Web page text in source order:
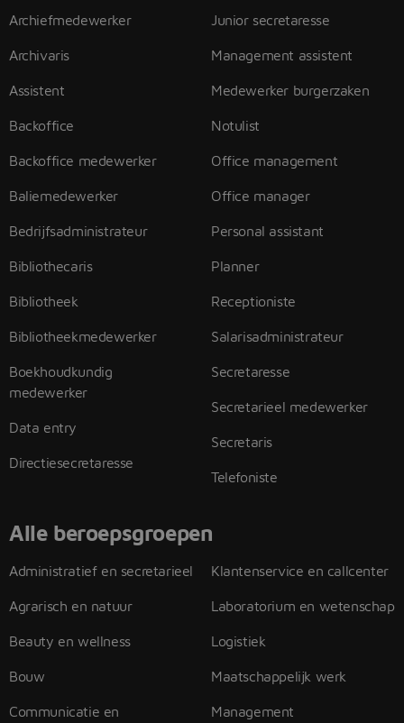
Archiefmedewerker
Archivaris
Assistent
Backoffice
Backoffice medewerker
Baliemedewerker
Bedrijfsadministrateur
Bibliothecaris
Bibliotheek
Bibliotheekmedewerker
Boekhoudkundig
medewerker
Data entry
Directiesecretaresse
Junior secretaresse
Management assistent
Medewerker burgerzaken
Notulist
Office management
Office manager
Personal assistant
Planner
Receptioniste
Salarisadministrateur
Secretaresse
Secretarieel medewerker
Secretaris
Telefoniste
Alle beroepsgroepen
Administratief en secretarieel
Agrarisch en natuur
Beauty en wellness
Bouw
Communicatie en
Klantenservice en callcenter
Laboratorium en wetenschap
Logistiek
Maatschappelijk werk
Management